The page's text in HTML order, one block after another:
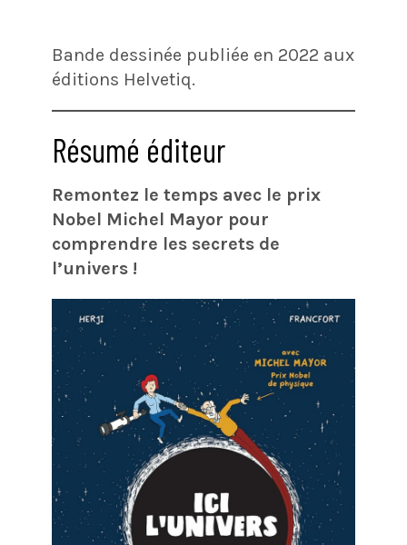
Bande dessinée publiée en 2022 aux
éditions Helvetiq.
Résumé éditeur
Remontez le temps avec le prix
Nobel Michel Mayor pour
comprendre les secrets de
l’univers !